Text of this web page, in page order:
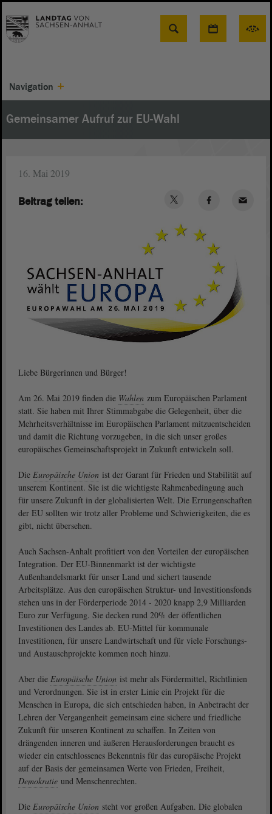
Suche
Navigation
Gemeinsamer Aufruf zur EU-Wahl
16. Mai 2019
Liebe Bürgerinnen und Bürger!
Am 26. Mai 2019 finden die Wahlen zum Europäischen Parlament
statt. Sie haben mit Ihrer Stimmabgabe die Gelegenheit, über die
Mehrheitsverhältnisse im Europäischen Parlament mitzuentscheiden
und damit die Richtung vorzugeben, in die sich unser großes
europäisches Gemeinschaftsprojekt in Zukunft entwickeln soll.
Die Europäische Union ist der Garant für Frieden und Stabilität auf
unserem Kontinent. Sie ist die wichtigste Rahmenbedingung auch
für unsere Zukunft in der globalisierten Welt. Die Errungenschaften
der EU sollten wir trotz aller Probleme und Schwierigkeiten, die es
gibt, nicht übersehen.
Auch Sachsen-Anhalt profitiert von den Vorteilen der europäischen
Integration. Der EU-Binnenmarkt ist der wichtigste
Außenhandelsmarkt für unser Land und sichert tausende
Arbeitsplätze. Aus den europäischen Struktur- und Investitionsfonds
stehen uns in der Förderperiode 2014 - 2020 knapp 2,9 Milliarden
Euro zur Verfügung. Sie decken rund 20% der öffentlichen
Investitionen des Landes ab. EU-Mittel für kommunale
Investitionen, für unsere Landwirtschaft und für viele Forschungs-
und Austauschprojekte kommen noch hinzu.
Aber die Europäische Union ist mehr als Fördermittel, Richtlinien
und Verordnungen. Sie ist in erster Linie ein Projekt für die
Menschen in Europa, die sich entschieden haben, in Anbetracht der
Lehren der Vergangenheit gemeinsam eine sichere und friedliche
Zukunft für unseren Kontinent zu schaffen. In Zeiten von
drängenden inneren und äußeren Herausforderungen braucht es
wieder ein entschlossenes Bekenntnis für das europäische Projekt
auf der Basis der gemeinsamen Werte von Frieden, Freiheit,
Demokratie und Menschenrechten.
Die Europäische Union steht vor großen Aufgaben. Die globalen
Beitrag teilen: